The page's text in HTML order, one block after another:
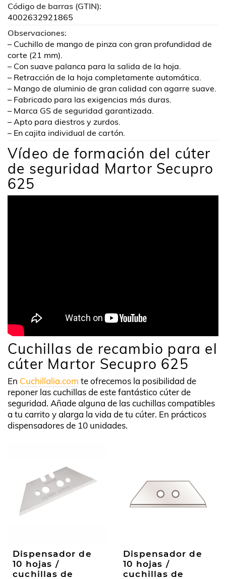
Código de barras (GTIN):
4002632921865
Observaciones:
– Cuchillo de mango de pinza con gran profundidad de
corte (21 mm).
– Con suave palanca para la salida de la hoja.
– Retracción de la hoja completamente automática.
– Mango de aluminio de gran calidad con agarre suave.
– Fabricado para las exigencias más duras.
– Marca GS de seguridad garantizada.
– Apto para diestros y zurdos.
– En cajita individual de cartón.
Vídeo de formación del cúter
de seguridad Martor Secupro
625
Cuchillas de recambio para el
cúter Martor Secupro 625
En Cuchillalia.com te ofrecemos la posibilidad de
reponer las cuchillas de este fantástico cúter de
seguridad. Añade alguna de las cuchillas compatibles
a tu carrito y alarga la vida de tu cúter. En prácticos
dispensadores de 10 unidades.
Dispensador de
10 hojas /
cuchillas de
Dispensador de
10 hojas /
cuchillas de